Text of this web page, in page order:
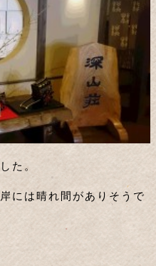
た。
には晴れ間がありそうで